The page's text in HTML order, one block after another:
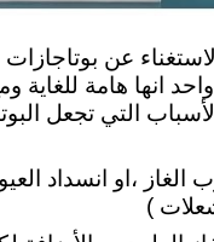
عن
انها هامة للغاية
التي تجعل
،او انسداد
)